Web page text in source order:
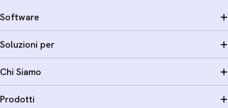
Software
Soluzioni per
Chi Siamo
Prodotti